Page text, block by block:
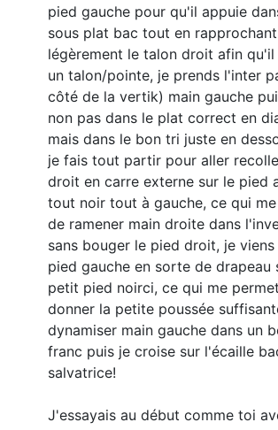
pied gauche pour qu'il appuie
sous plat bac tout en rapprochant
légèrement le talon droit afin qu'il
un talon/pointe, je prends l'inter
côté de la vertik) main gauche
non pas dans le plat correct en
mais dans le bon tri juste en
je fais tout partir pour aller
droit en carre externe sur le pied
tout noir tout à gauche, ce qui
de ramener main droite dans
sans bouger le pied droit, je
pied gauche en sorte de drapeau
petit pied noirci, ce qui me
donner la petite poussée
dynamiser main gauche dans un
franc puis je croise sur l'écaille
salvatrice!
J'essayais au début comme toi